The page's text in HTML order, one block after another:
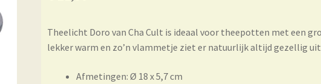
Theelicht Doro van Cha Cult is ideaal voor theepotten met een
lekker warm en zo’n vlammetje ziet er natuurlijk altijd gezellig
Afmetingen: Ø 18 x 5,7 cm